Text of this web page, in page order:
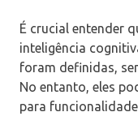
É crucial entender
inteligência
foram definidas,
No entanto, eles
para